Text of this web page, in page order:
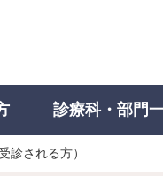
診療科・部門
患者の権利
診される方）